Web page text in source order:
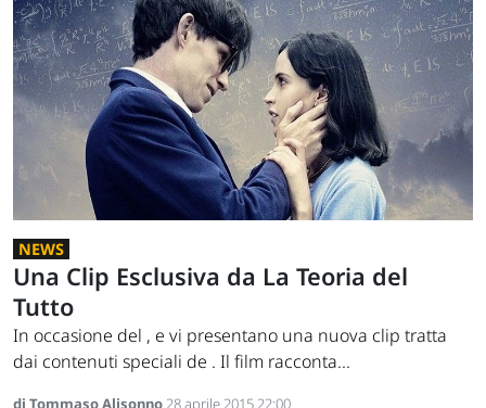
NEWS
Una Clip Esclusiva da La Teoria del
Tutto
In occasione del , e vi presentano una nuova clip tratta
dai contenuti speciali de . Il film racconta...
di Tommaso Alisonno28 aprile 2015 22:00